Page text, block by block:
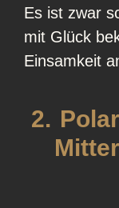
Es ist zwar
mit Glück
Einsamkeit
2.